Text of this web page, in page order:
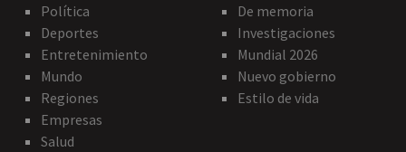
Política
Deportes
Entretenimiento
Mundo
Regiones
Empresas
Salud
De memoria
Investigaciones
Mundial 2026
Nuevo gobierno
Estilo de vida